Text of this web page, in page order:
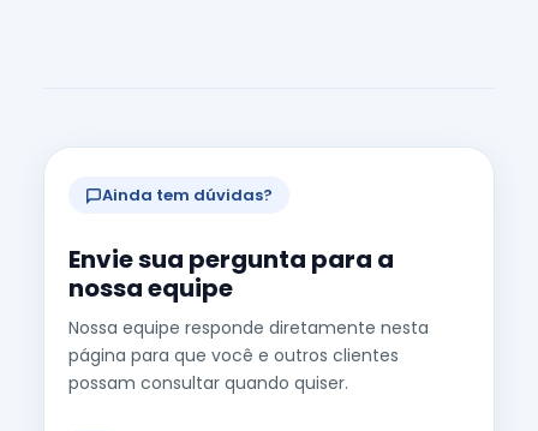
Ainda tem dúvidas?
Envie sua pergunta para a
nossa equipe
Nossa equipe responde diretamente nesta
página para que você e outros clientes
possam consultar quando quiser.